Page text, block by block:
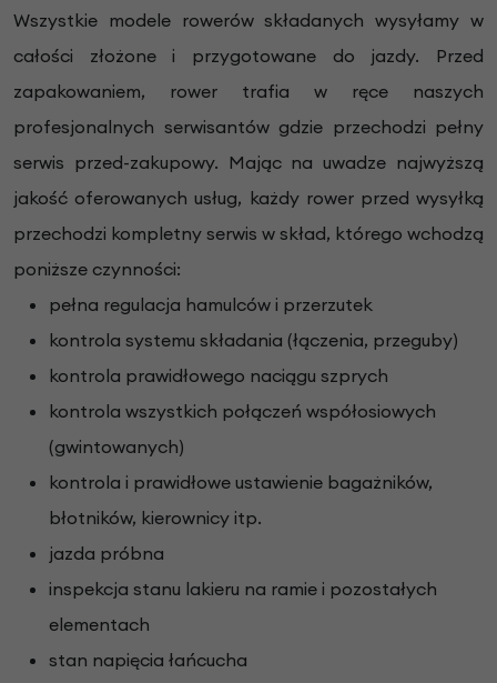
Wszystkie modele rowerów składanych wysyłamy w
całości złożone i przygotowane do jazdy. Przed
zapakowaniem, rower trafia w ręce naszych
profesjonalnych serwisantów gdzie przechodzi pełny
serwis przed-zakupowy. Mając na uwadze najwyższą
jakość oferowanych usług, każdy rower przed wysyłką
przechodzi kompletny serwis w skład, którego wchodzą
poniższe czynności:
pełna regulacja hamulców i przerzutek
kontrola systemu składania (łączenia, przeguby)
kontrola prawidłowego naciągu szprych
kontrola wszystkich połączeń współosiowych
(gwintowanych)
kontrola i prawidłowe ustawienie bagażników,
błotników, kierownicy itp.
jazda próbna
inspekcja stanu lakieru na ramie i pozostałych
elementach
stan napięcia łańcucha